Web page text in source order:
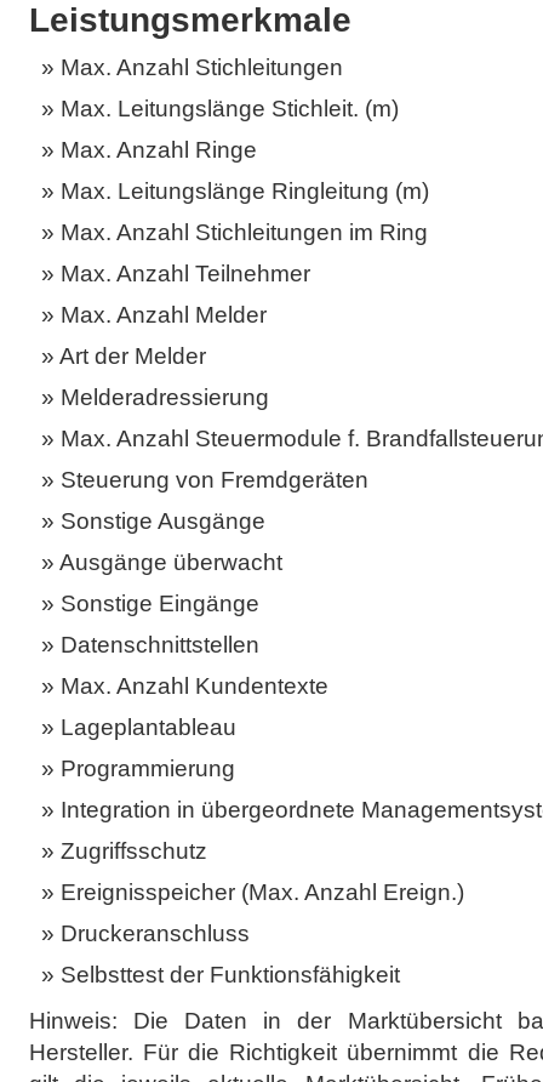
Leistungsmerkmale
Max. Anzahl Stichleitungen
Max. Leitungslänge Stichleit. (m)
Max. Anzahl Ringe
Max. Leitungslänge Ringleitung (m)
Max. Anzahl Stichleitungen im Ring
Max. Anzahl Teilnehmer
Max. Anzahl Melder
Art der Melder
Melderadressierung
Max. Anzahl Steuermodule f.
Steuerung von Fremdgeräten
Sonstige Ausgänge
Ausgänge überwacht
Sonstige Eingänge
Datenschnittstellen
Max. Anzahl Kundentexte
Lageplantableau
Programmierung
Integration in übergeordnete
Zugriffsschutz
Ereignisspeicher (Max. Anzahl Ereign.)
Druckeranschluss
Selbsttest der Funktionsfähigkeit
Hinweis: Die Daten in der Marktübersicht
Hersteller. Für die Richtigkeit übernimmt die